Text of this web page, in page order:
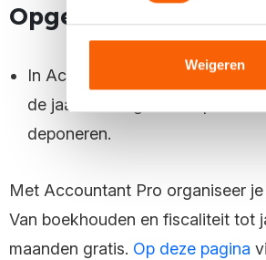
Weigeren
Opgeloste bugs in
In Accountant Pro zijn extra
de jaarrekening vastloopt
deponeren.
Met Accountant Pro organiseer
Van boekhouden en fiscaliteit tot
maanden gratis. Op deze pagina